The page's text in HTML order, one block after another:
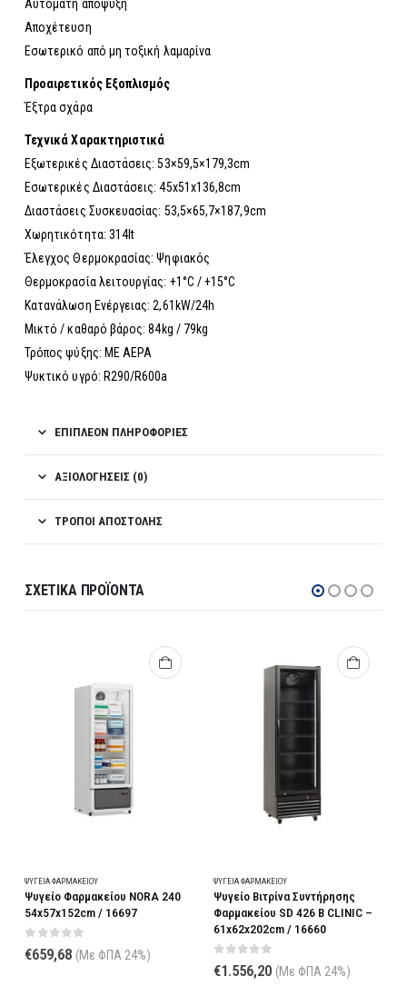
Αυτόματη απόψυξη
Αποχέτευση
Εσωτερικό από μη τοξική λαμαρίνα
Προαιρετικός Εξοπλισμός
Έξτρα σχάρα
Τεχνικά Χαρακτηριστικά
Εξωτερικές Διαστάσεις: 53×59,5×179,3cm
Εσωτερικές Διαστάσεις: 45x51x136,8cm
Διαστάσεις Συσκευασίας: 53,5×65,7×187,9cm
Χωρητικότητα: 314lt
Έλεγχος Θερμοκρασίας: Ψηφιακός
Θερμοκρασία λειτουργίας: +1°C / +15°C
Κατανάλωση Ενέργειας: 2,61kW/24h
Μικτό / καθαρό βάρος: 84kg / 79kg
Τρόπος ψύξης: ΜΕ ΑΕΡΑ
Ψυκτικό υγρό: R290/R600a
ΕΠΙΠΛΈΟΝ ΠΛΗΡΟΦΟΡΊΕΣ
ΑΞΙΟΛΟΓΉΣΕΙΣ (0)
ΤΡΌΠΟΙ ΑΠΟΣΤΟΛΉΣ
ΣΧΕΤΙΚΆ ΠΡΟΪΌΝΤΑ
ΨΥΓΕΊΑ ΦΑΡΜΑΚΕΊΟΥ
Ψυγείο Φαρμακείου NORA 240
54x57x152cm / 16697
0 out of 5
€659,68 (Με ΦΠΑ 24%)
ΨΥΓΕΊΑ ΦΑΡΜΑΚΕΊΟΥ
Ψυγείο Βιτρίνα Συντήρησης
Φαρμακείου SD 426 B CLINIC –
61x62x202cm / 16660
0 out of 5
€1.556,20 (Με ΦΠΑ 24%)